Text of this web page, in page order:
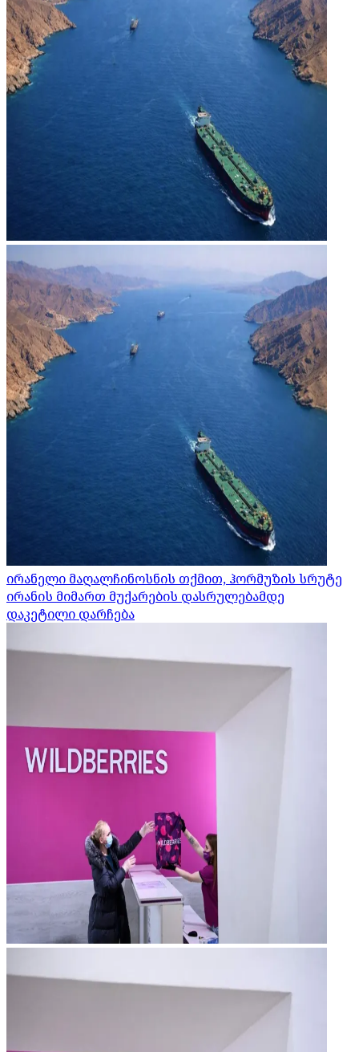
ირანელი მაღალჩინოსნის თქმით, ჰორმუზის სრუტე
ირანის მიმართ მუქარების დასრულებამდე
დაკეტილი დარჩება